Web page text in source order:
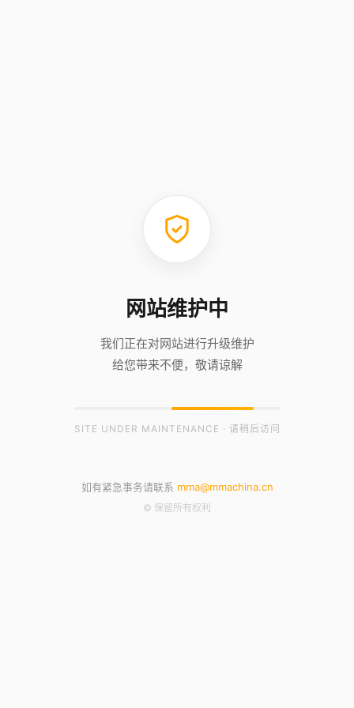
网站维护中
我们正在对网站进行升级维护
给您带来不便，敬请谅解
SITE UNDER MAINTENANCE · 请稍后访问
如有紧急事务请联系 mma@mmachina.cn
© 保留所有权利